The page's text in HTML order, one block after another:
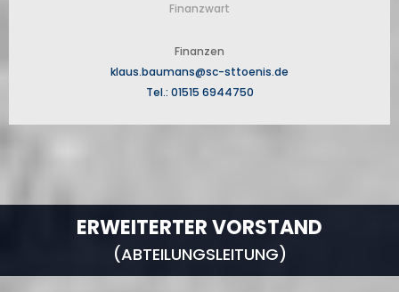
Finanzwart
Finanzen
klaus.baumans@sc-sttoenis.de
Tel.: 01515 6944750
ERWEITERTER VORSTAND
(ABTEILUNGSLEITUNG)